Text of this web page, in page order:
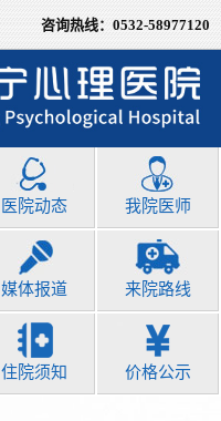
咨询热线： 0532-58977120
医院动态 我院医师
媒体报道 来院路线
住院须知 价格公示